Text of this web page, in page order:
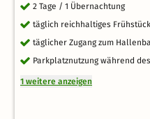
2 Tage / 1 Übernachtung
täglich reichhaltiges
täglicher Zugang zum
Parkplatznutzung während
1 weitere anzeigen